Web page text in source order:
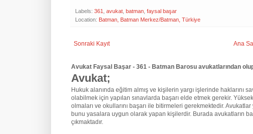
Labels: 361 avukat batman faysal başar
Location: Batman, Batman Merkez/Batman, Türkiye
Sonraki Kayıt Ana
Avukat Faysal Başar - 361 - Batman Barosu avukatlarından
Avukat;
Hukuk alanında eğitim almış ve kişilerin yargı işlerinde haklarını
olabilmek için yapılan sınavlarda başarı elde etmek gerekir.
olmaları ve okullarını başarı ile bitirmeleri gerekmektedir.
bunu yasalara uygun olarak yapan kişilerdir. Burada avukatların
çıkmaktadır.